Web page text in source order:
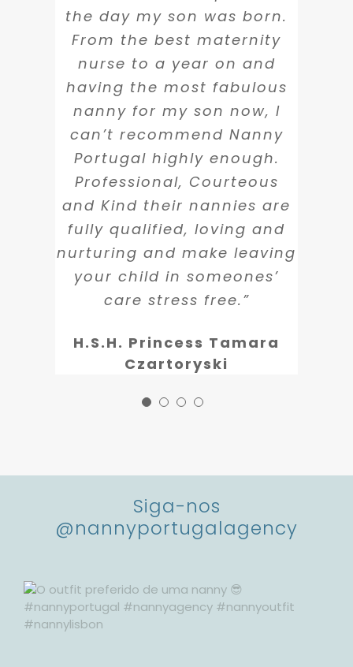
the day my son was born.
From the best maternity
nurse to a year on and
having the most fabulous
nanny for my son now, I
can’t recommend Nanny
Portugal highly enough.
Professional, Courteous
and Kind their nannies are
fully qualified, loving and
nurturing and make leaving
your child in someones’
care stress free.”
H.S.H. Princess Tamara
Czartoryski
she was incredibly efficient
and helping us find help.
You can see that great
effort goes into making
sure that all of the people
she works with go through
a strict interview and
vetting process. One of the
nannies had to move, and
instantly she found an
amazing replacement. My
wife and I highly
recommend her services to
Dr Miguel Stanley, DDS
of the White Clinic
the time to get to know my
family so that the nannies
fit both our needs and
temperament. As a
pediatrician, I am very
particular about the
training of anyone who is
taking care of my children
so that fact that all the
nannies at the Nanny
Agency are trained in first
aid and CPR is especially
important. I highly
agency.
been always serious,
Responsible and
professional.”
Felipa Roquette
Siga-nos
@nannyportugalagency